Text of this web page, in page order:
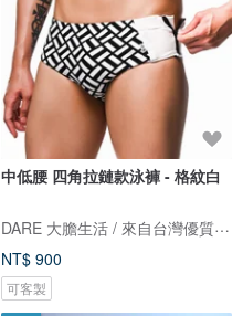
中低腰 四角拉鏈款泳褲 - 格紋白
DARE 大膽生活 / 來自台灣優質男性內著
NT$ 900
可客製